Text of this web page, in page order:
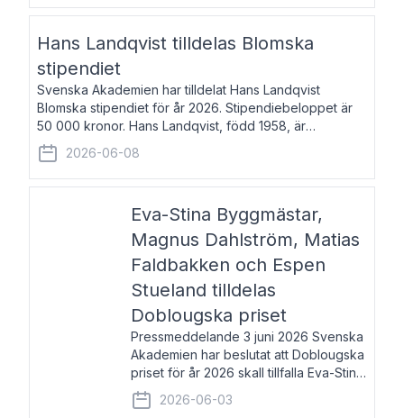
Hans Landqvist tilldelas Blomska
stipendiet
Svenska Akademien har tilldelat Hans Landqvist
Blomska stipendiet för år 2026. Stipendiebeloppet är
50 000 kronor. Hans Landqvist, född 1958, är
professor i svenska vid Göteborgs universitet. Han
disputerade år 2000 på avhandlingen Författn
2026-06-08
Eva-Stina Byggmästar,
Magnus Dahlström, Matias
Faldbakken och Espen
Stueland tilldelas
Doblougska priset
Pressmeddelande 3 juni 2026 Svenska
Akademien har beslutat att Doblougska
priset för år 2026 skall tillfalla Eva-Stina
Byggmästar, Magnus Dahlström, Matias
Faldbakken samt Espen Stueland.
2026-06-03